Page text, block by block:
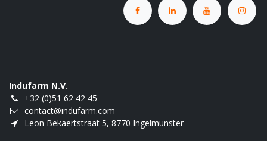
Indufarm N.V.
+32 (0)51 62 42 45
contact@indufarm.com
Leon Bekaertstraat 5, 8770 Ingelmunster